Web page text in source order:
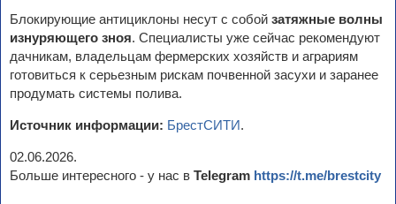
Блокирующие антициклоны несут с собой затяжные волны
изнуряющего зноя. Специалисты уже сейчас рекомендуют
дачникам, владельцам фермерских хозяйств и аграриям
готовиться к серьезным рискам почвенной засухи и заранее
продумать системы полива.
Источник информации: БрестСИТИ.
02.06.2026.
Больше интересного - у нас в Telegram https://t.me/brestcity